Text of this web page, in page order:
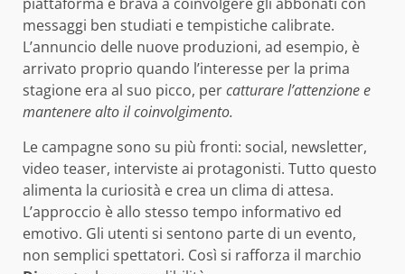
messaggi ben studiati e tempistiche calibrate.
L’annuncio delle nuove produzioni, ad esempio, è
arrivato proprio quando l’interesse per la prima
stagione era al suo picco, percatturare l’attenzione e
mantenere alto il coinvolgimento.
Le campagne sono su più fronti: social, newsletter,
video teaser, interviste ai protagonisti. Tutto questo
alimenta la curiosità e crea un clima di attesa.
L’approccio è allo stesso tempo informativo ed
emotivo. Gli utenti si sentono parte di un evento,
non semplici spettatori. Così si rafforza il marchio